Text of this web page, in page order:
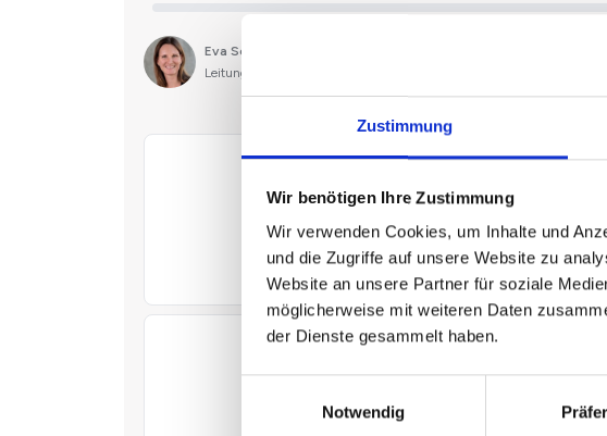
Zustimmung
Wir benötigen Ihre Zustimmung
Wir verwenden Cookies, um Inhalte und
und die Zugriffe auf unsere Website zu
Website an unsere Partner für soziale
möglicherweise mit weiteren Daten
der Dienste gesammelt haben.
Notwendig